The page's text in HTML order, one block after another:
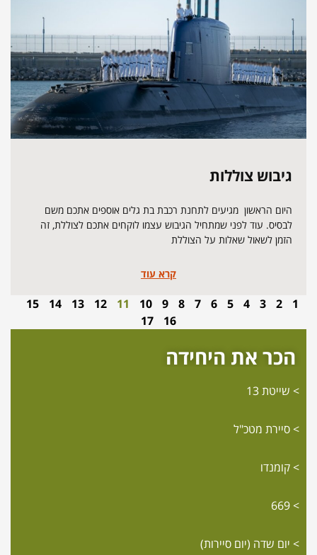
הכר את היחידה
שייטת 13
סיירת מטכ"ל
קומנדו
יום שדה (יום סיירות)
גיבוש צוללות
היום הראשון מגיעים לתחנת רכבת בת גלים אוספים אתכם משם
לבסיס. עוד לפני שמתחיל הגיבוש עצמו לוקחים אתכם לצוללת, זה
הזמן לשאול שאלות על הצוללת
קרא עוד
1
2
3
4
5
6
7
8
9
10
11
12
13
14
15
16
17